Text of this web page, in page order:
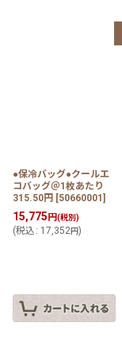
●保冷バッグ●クールエ
コバッグ＠1枚あたり
315.50円 [50660001 ]
15,775 円(税別)
(税込 : 17,352円)